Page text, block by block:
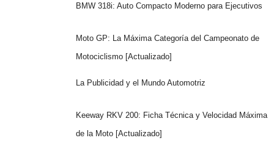
BMW 318i: Auto Compacto Moderno para Ejecutivos
Moto GP: La Máxima Categoría del Campeonato de
Motociclismo [Actualizado]
La Publicidad y el Mundo Automotriz
Keeway RKV 200: Ficha Técnica y Velocidad Máxima
de la Moto [Actualizado]